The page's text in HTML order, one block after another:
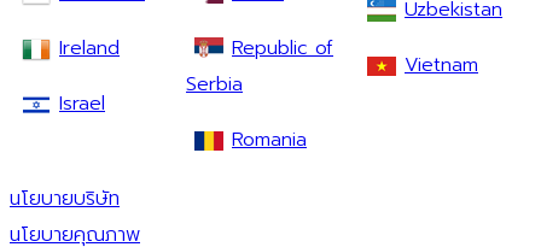
Ireland
Israel
Republic of
Serbia
Romania
Uzbekistan
Vietnam
นโยบายบริษัท
นโยบายคุณภาพ